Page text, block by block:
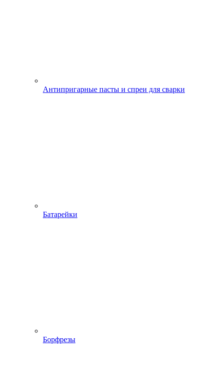
Антипригарные пасты и спреи для сварки
Батарейки
Борфрезы